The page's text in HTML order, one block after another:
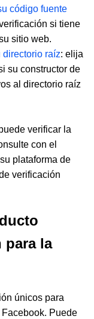
código fuente
si tiene
sitio web.
directorio raíz: elija
su constructor de
al directorio raíz
verificar la
con el
plataforma de
verificación
para la
únicos para
Puede